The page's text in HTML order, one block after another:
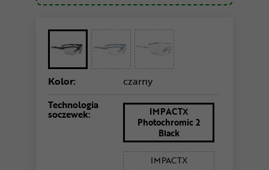
Kolor: czarny
Technologia
soczewek:
IMPACTX
Photochromic 2
Black
IMPACTX